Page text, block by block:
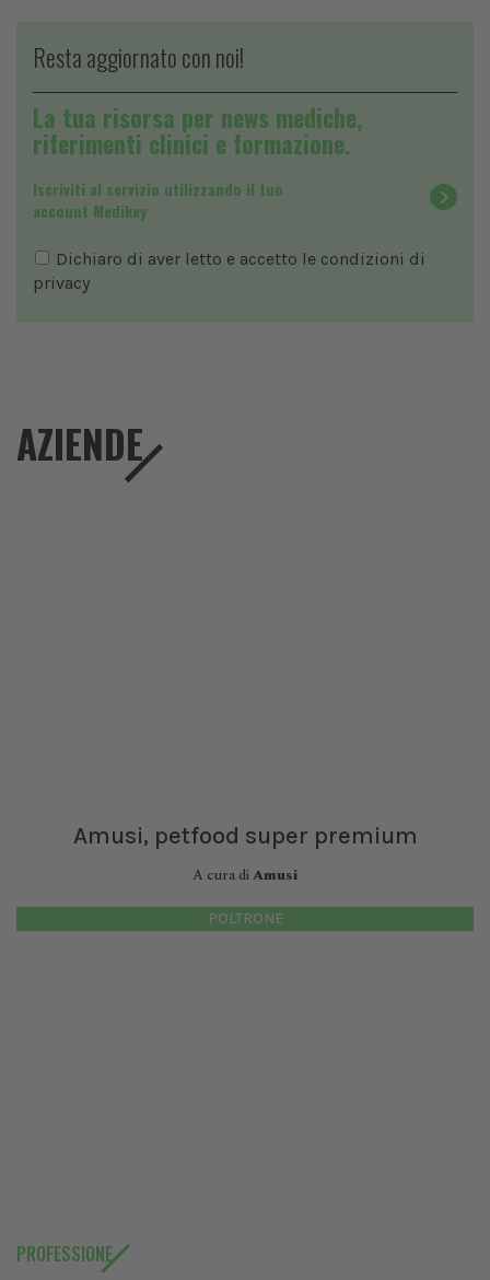
Resta aggiornato con noi!
La tua risorsa per news mediche,
riferimenti clinici e formazione.
Iscriviti al servizio utilizzando il tuo
account Medikey
Dichiaro di aver letto e accetto le condizioni di
privacy
AZIENDE
Amusi, petfood super premium
A cura diAmusi
POLTRONE
PROFESSIONE